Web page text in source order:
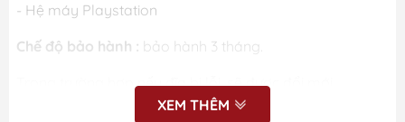
- Hệ máy Playstation
Chế độ bảo hành : bảo hành 3 tháng.
Trong trường hợp nếu đĩa bị lỗi, sẽ được đổi mới.
XEM THÊM